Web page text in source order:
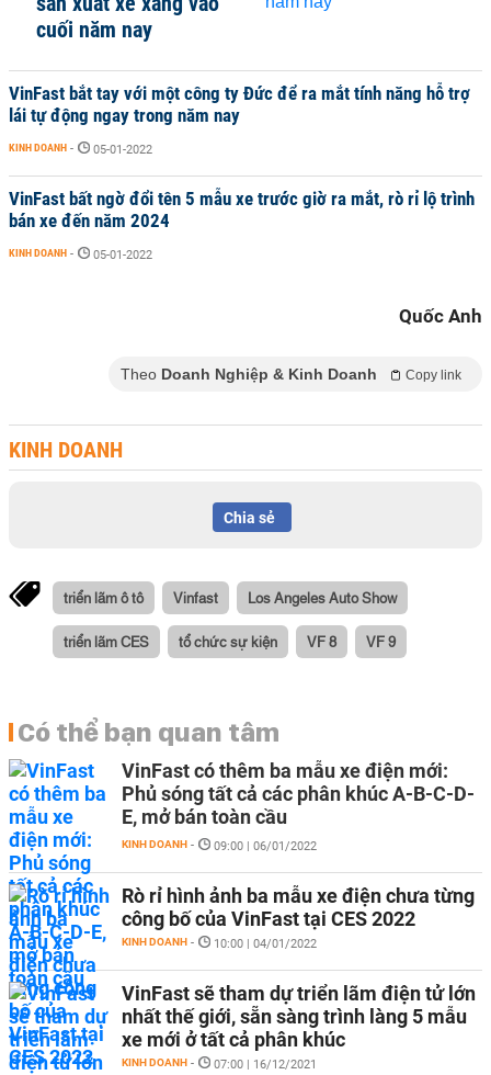
cuối năm nay
VinFast bắt tay với một công ty Đức để ra mắt tính năng hỗ trợ
lái tự động ngay trong năm nay
KINH DOANH - 05-01-2022
VinFast bất ngờ đổi tên 5 mẫu xe trước giờ ra mắt, rò rỉ lộ trình
bán xe đến năm 2024
KINH DOANH - 05-01-2022
Quốc Anh
Theo Doanh Nghiệp & Kinh Doanh Copy link
KINH DOANH
Chia sẻ
triển lãm ô tô Vinfast Los Angeles Auto Show
triển lãm CES tổ chức sự kiện VF 8 VF 9
Có thể bạn quan tâm
VinFast có thêm ba mẫu xe điện mới:
Phủ sóng tất cả các phân khúc A-B-C-D-
E, mở bán toàn cầu
KINH DOANH - 09:00 | 06/01/2022
Rò rỉ hình ảnh ba mẫu xe điện chưa từng
công bố của VinFast tại CES 2022
KINH DOANH - 10:00 | 04/01/2022
VinFast sẽ tham dự triển lãm điện tử lớn
nhất thế giới, sẵn sàng trình làng 5 mẫu
xe mới ở tất cả phân khúc
KINH DOANH - 07:00 | 16/12/2021